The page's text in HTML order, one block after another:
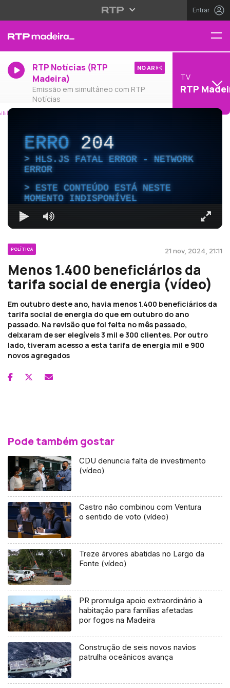
Entrar
RTP Notícias (RTP
Madeira)
Emissão em simultâneo com RTP
Notícias
NO AR
TV
RTP
ERRO204
HLS.JS FATAL ERROR - NETWORK
ERROR
ESTE CONTEÚDO ESTÁ NESTE
MOMENTO INDISPONÍVEL
POLÍTICA 21 nov, 2024, 21:11
Menos 1.400 beneficiários da
tarifa social de energia (vídeo)
Em outubro deste ano, havia menos 1.400 beneficiários da
tarifa social de energia do que em outubro do ano
passado. Na revisão que foi feita no mês passado,
deixaram de ser elegíveis 3 mil e 300 clientes. Por outro
lado, tiveram acesso a esta tarifa de energia mil e 900
novos agregados
Pode também gostar
CDU denuncia falta de investimento
(vídeo)
Castro não combinou com Ventura
o sentido de voto (vídeo)
Treze árvores abatidas no Largo da
Fonte (vídeo)
PR promulga apoio extraordinário à
habitação para famílias afetadas
por fogos na Madeira
Construção de seis novos navios
patrulha oceânicos avança